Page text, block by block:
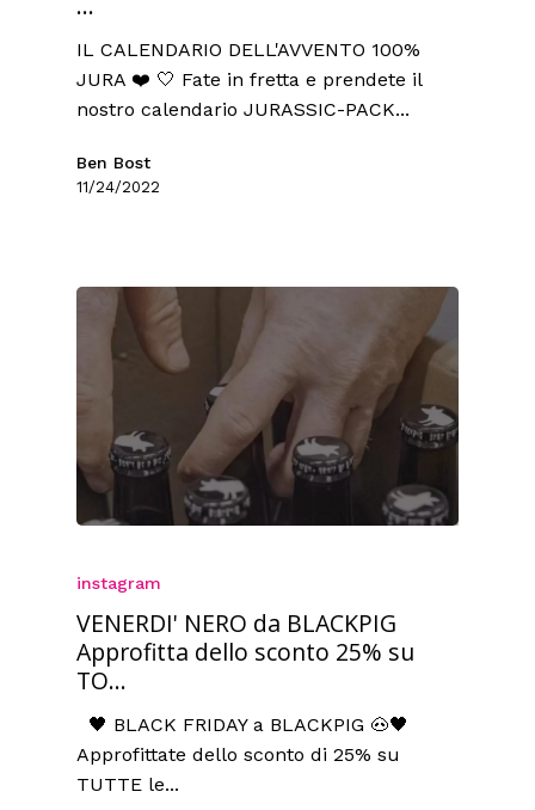
IL CALENDARIO DELL'AVVENTO 100%
JURA ❤️ 🤍 Fate in fretta e prendete il
nostro calendario JURASSIC-PACK...
Ben Bost
11/24/2022
instagram
VENERDI' NERO da BLACKPIG
Approfitta dello sconto 25% su
TO...
🖤 BLACK FRIDAY a BLACKPIG 🐽🖤
Approfittate dello sconto di 25% su
TUTTE le...